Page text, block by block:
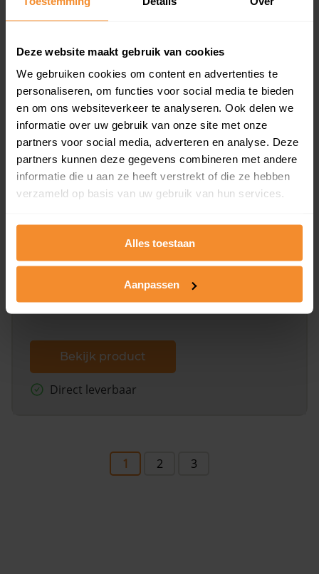
Deze website maakt gebruik van cookies
We gebruiken cookies om content en advertenties te
personaliseren, om functies voor social media te bieden
en om ons websiteverkeer te analyseren. Ook delen we
informatie over uw gebruik van onze site met onze
partners voor social media, adverteren en analyse. Deze
partners kunnen deze gegevens combineren met andere
informatie die u aan ze heeft verstrekt of die ze hebben
verzameld op basis van uw gebruik van hun services.
Alles toestaan
Aanpassen
Bekijk product
Direct leverbaar
Een uitgebreid overzicht van het perceel en
dit inclusief de luchtfoto!
Bekijk product
Direct leverbaar
1 2 3